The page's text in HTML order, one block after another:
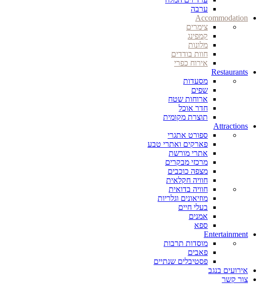
ערבה
Accommodation
צימרים
קמפינג
מלונות
חוות בודדים
אירוח כפרי
Restaurants
מסעדות
שפים
ארוחות שטח
חדר אוכל
תוצרת מקומית
Attractions
ספורט אתגרי
פארקים ואתרי טבע
אתרי מורשת
מרכזי מבקרים
מצפה כוכבים
חוויה חקלאית
חוויה בדואית
מוזיאונים וגלריות
בעלי חיים
אמנים
ספא
Entertainment
מוסדות תרבות
פאבים
פסטיבלים שנתיים
אירועים בנגב
צור קשר